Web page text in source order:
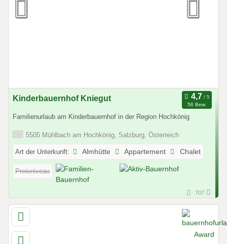
Kinderbauernhof Kniegut
56 Bew.
Familienurlaub am Kinderbauernhof in der Region Hochkönig
5505 Mühlbach am Hochkönig, Salzburg, Österreich
Art der Unterkunft: Almhütte Appartement Chalet
Preisniveau
707